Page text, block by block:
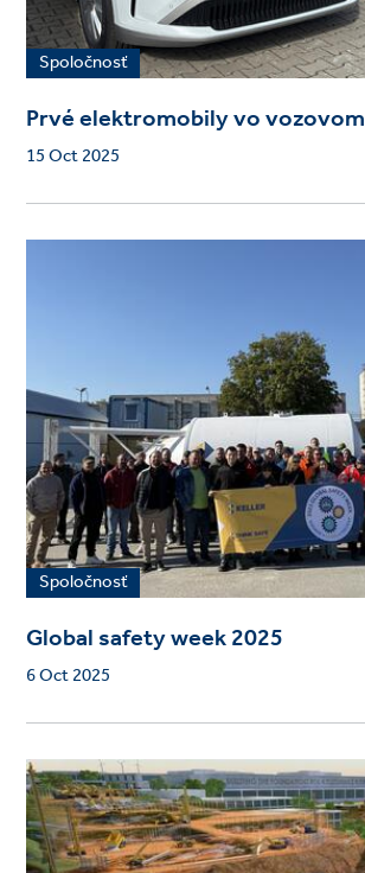
Spoločnosť
Prvé elektromobily vo
15 Oct 2025
Spoločnosť
Global safety week 2025
6 Oct 2025